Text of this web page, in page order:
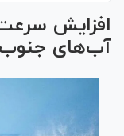
افزایش سرعت
آب‌های